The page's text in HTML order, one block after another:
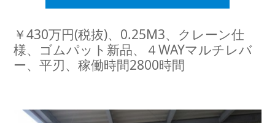
￥430万円(税抜)、0.25M3、クレーン仕
様、ゴムパット新品、４WAYマルチレバ
ー、平刃、稼働時間2800時間